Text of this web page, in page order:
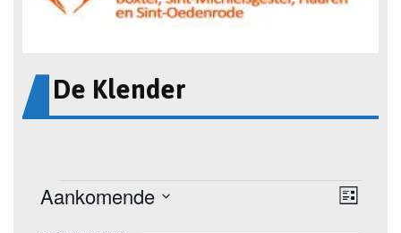
De Klender